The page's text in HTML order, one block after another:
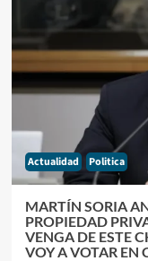
Actualidad Politica
MARTÍN SORIA
PROPIEDAD
VENGA DE ESTE
VOY A VOTAR EN